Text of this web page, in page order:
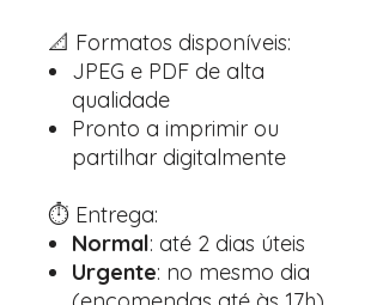
📐 Formatos disponíveis:
JPEG e PDF de alta
qualidade
Pronto a imprimir ou
partilhar digitalmente
⏱️ Entrega:
Normal: até 2 dias úteis
Urgente: no mesmo dia